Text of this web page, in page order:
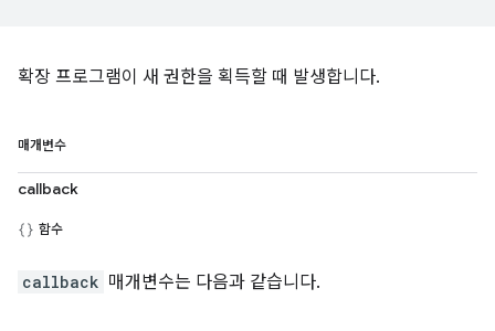
확장 프로그램이 새 권한을 획득할 때 발생합니다.
매개변수
callback
함수
callback 매개변수는 다음과 같습니다.